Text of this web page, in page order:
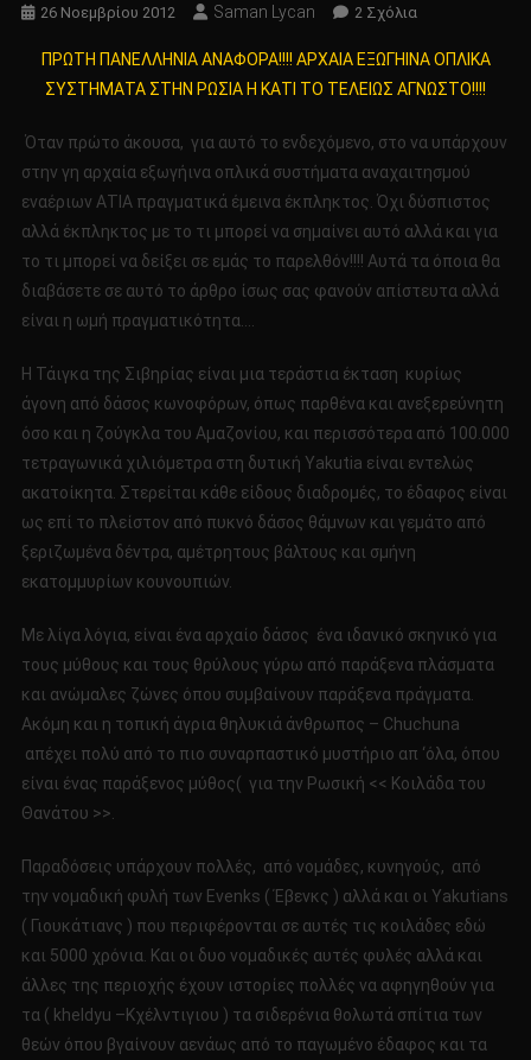
26 Νοεμβρίου 2012 Saman Lycan 2 ΣχόλιαΣτο
ΠΑΝΕΛΛΗΝΙΑ
ΑΝΑΦΟΡΑ!!!!
ΕΞΩΓΗΙΝΑ
ΟΠΛΙΚΑ
ΣΥΣΤΗΜΑΤΑ
ΣΤΗΝ
ΡΩΣΙΑ
Η
ΤΕΛΕΙΩΣ
ΑΓΝΩΣΤΟ!!!!
ΠΡΩΤΗ ΠΑΝΕΛΛΗΝΙΑ ΑΝΑΦΟΡΑ!!!! ΑΡΧΑΙΑ ΕΞΩΓΗΙΝΑ ΟΠΛΙΚΑ
ΣΥΣΤΗΜΑΤΑ ΣΤΗΝ ΡΩΣΙΑ Η ΚΑΤΙ ΤΟ ΤΕΛΕΙΩΣ ΑΓΝΩΣΤΟ!!!!
Όταν πρώτο άκουσα, για αυτό το ενδεχόμενο, στο να υπάρχουν
στην γη αρχαία εξωγήινα οπλικά συστήματα αναχαιτησμού
εναέριων ΑΤΙΑ πραγματικά έμεινα έκπληκτος. Όχι δύσπιστος
αλλά έκπληκτος με το τι μπορεί να σημαίνει αυτό αλλά και για
το τι μπορεί να δείξει σε εμάς το παρελθόν!!!! Αυτά τα όποια θα
διαβάσετε σε αυτό το άρθρο ίσως σας φανούν απίστευτα αλλά
είναι η ωμή πραγματικότητα….
Η Τάιγκα της Σιβηρίας είναι μια τεράστια έκταση κυρίως
άγονη από δάσος κωνοφόρων, όπως παρθένα και ανεξερεύνητη
όσο και η ζούγκλα του Αμαζονίου, και περισσότερα από 100.000
τετραγωνικά χιλιόμετρα στη δυτική Yakutia είναι εντελώς
ακατοίκητα. Στερείται κάθε είδους διαδρομές, το έδαφος είναι
ως επί το πλείστον από πυκνό δάσος θάμνων και γεμάτο από
ξεριζωμένα δέντρα, αμέτρητους βάλτους και σμήνη
εκατομμυρίων κουνουπιών.
Με λίγα λόγια, είναι ένα αρχαίο δάσος ένα ιδανικό σκηνικό για
τους μύθους και τους θρύλους γύρω από παράξενα πλάσματα
και ανώμαλες ζώνες όπου συμβαίνουν παράξενα πράγματα.
Ακόμη και η τοπική άγρια θηλυκιά άνθρωπος – Chuchuna
απέχει πολύ από το πιο συναρπαστικό μυστήριο απ ‘όλα, όπου
είναι ένας παράξενος μύθος( για την Ρωσική << Κοιλάδα του
Θανάτου >>.
Παραδόσεις υπάρχουν πολλές, από νομάδες, κυνηγούς, από
την νομαδική φυλή των Evenks ( Έβενκς ) αλλά και οι Yakutians
( Γιουκάτιανς ) που περιφέρονται σε αυτές τις κοιλάδες εδώ
και 5000 χρόνια. Και οι δυο νομαδικές αυτές φυλές αλλά και
άλλες της περιοχής έχουν ιστορίες πολλές να αφηγηθούν για
τα ( kheldyu –Κχέλντιγιου ) τα σιδερένια θολωτά σπίτια των
θεών όπου βγαίνουν αενάως από το παγωμένο έδαφος και τα